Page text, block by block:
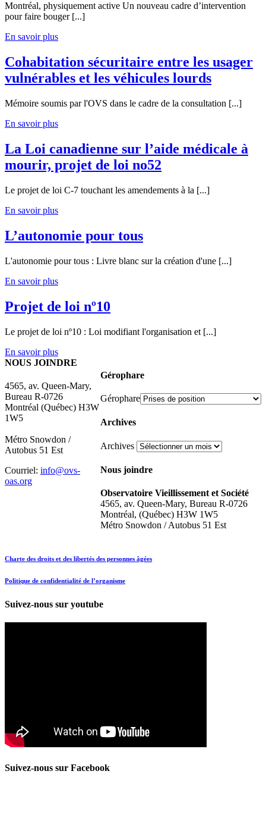
Montréal, physiquement active Un nouveau cadre d’intervention
pour faire bouger [...]
En savoir plus
Cohabitation sécuritaire entre les usager
vulnérables et les véhicules lourds
Mémoire soumis par l'OVS dans le cadre de la consultation [...]
En savoir plus
La Loi canadienne sur l’aide médicale à
mourir, projet de loi no52
Le projet de loi C-7 touchant les amendements à la [...]
En savoir plus
L’autonomie pour tous
L'autonomie pour tous : Livre blanc sur la création d'une [...]
En savoir plus
Projet de loi nº10
Le projet de loi nº10 : Loi modifiant l'organisation et [...]
En savoir plus
Gérophare
Gérophare
Archives
Archives
Nous joindre
Observatoire Vieillissement et Société
4565, av. Queen-Mary, Bureau R-0726
Montréal, (Québec) H3W 1W5
Métro Snowdon / Autobus 51 Est
NOUS JOINDRE
4565, av. Queen-Mary,
Bureau R-0726
Montréal (Québec) H3W
1W5
Métro Snowdon /
Autobus 51 Est
Courriel: info@ovs-
oas.org
Charte des droits et des libertés des personnes âgées
Politique de confidentialité de l’organisme
Suivez-nous sur youtube
Suivez-nous sur Facebook